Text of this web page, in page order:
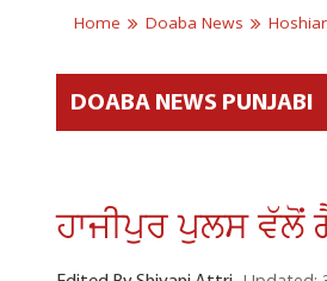
Home Doaba News
DOABA NEWS PUNJABI
ਹਾਜੀਪੁਰ ਪੁਲਸ ਵੱਲੋਂ